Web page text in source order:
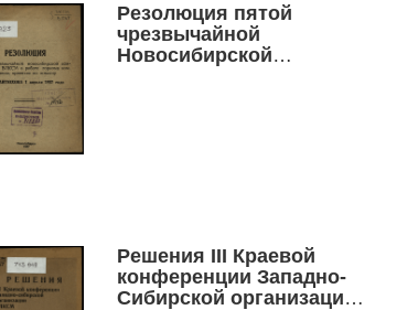
Резолюция пятой
чрезвычайной
Новосибирской
Решения III Краевой
конференции Западно-
Сибирской организации